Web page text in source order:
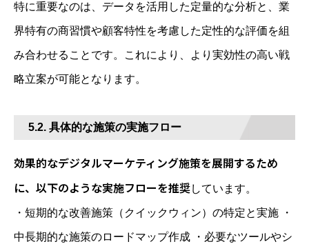
特に重要なのは、データを活用した定量的な分析と、業
界特有の商習慣や顧客特性を考慮した定性的な評価を組
み合わせることです。これにより、より実効性の高い戦
略立案が可能となります。
5.2. 具体的な施策の実施フロー
効果的なデジタルマーケティング施策を展開するため
に、以下のような実施フローを推奨しています。
・短期的な改善施策（クイックウィン）の特定と実施 ・
中長期的な施策のロードマップ作成 ・必要なツールやシ